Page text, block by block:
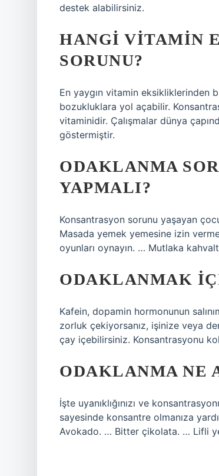
destek alabilirsiniz.
HANGI VITAMIN
SORUNU?
En yaygın vitamin eksikliklerinden
bozukluklara yol açabilir.
vitaminidir. Çalışmalar dünya
göstermiştir.
ODAKLANMA
YAPMALI?
Konsantrasyon sorunu yaşayan
Masada yemek yemesine izin
oyunları oynayın. … Mutlaka
ODAKLANMAK
Kafein, dopamin hormonunun
zorluk çekiyorsanız, işinize veya
çay içebilirsiniz. Konsantrasyonu
ODAKLANMA NE
İşte uyanıklığınızı ve
sayesinde konsantre olmanıza
Avokado. … Bitter çikolata. … Lifli